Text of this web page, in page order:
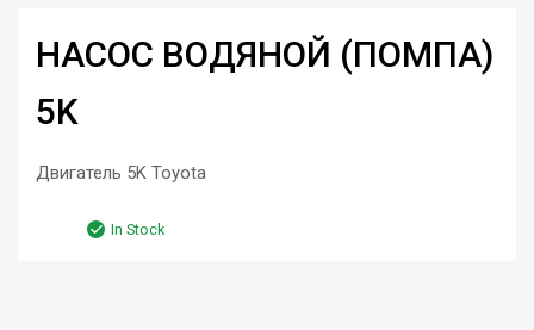
НАСОС ВОДЯНОЙ (ПОМПА)
5K
Двигатель 5K Toyota
In Stock